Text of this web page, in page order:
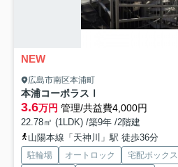
NEW
広島市南区本浦町
本浦コーポラスⅠ
3.6万円 管理/共益費4,000円
22.78㎡ (1LDK) /築9年 /2階建
山陽本線「天神川」駅 徒歩36分
駐輪場 オートロック 宅配ボックス